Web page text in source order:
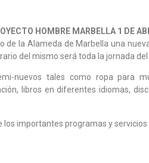
HOMBRE MARBELLA 1 DE
de la Alameda de Marbella una
del mismo será toda la jornada
nuevos tales como ropa para
libros en diferentes idiomas,
importantes programas y